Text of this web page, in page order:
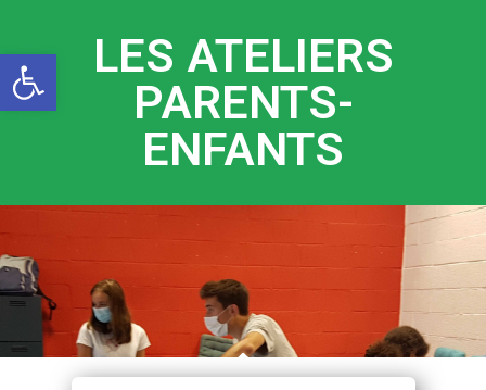
Ouvrir la barre d’outilsLES ATELIERS
PARENTS-
ENFANTS